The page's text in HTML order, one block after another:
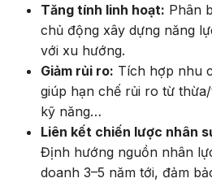
Tăng tính linh hoạt: Phân
chủ động xây dựng năng
với xu hướng.
Giảm rủi ro: Tích hợp nhu
giúp hạn chế rủi ro từ
kỹ năng…
Liên kết chiến lược nhân
Định hướng nguồn nhân
doanh 3–5 năm tới, đảm